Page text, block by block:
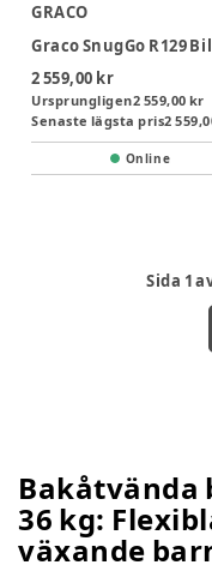
GRACO
2 559,00 kr
Ursprungligen2 559,00 kr
Senaste lägsta pris2
Online
Sida 1
36 kg:
växande